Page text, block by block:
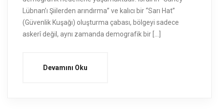
Lübnan’ı Şiilerden arındırma” ve kalıcı bir “Sarı Hat”
(Güvenlik Kuşağı) oluşturma çabası, bölgeyi sadece
askerî değil, aynı zamanda demografik bir […]
Devamını Oku